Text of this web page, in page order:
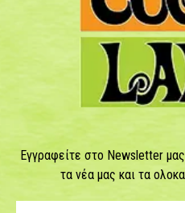
Εγγραφείτε στο Newsletter
τα νέα μας και τα